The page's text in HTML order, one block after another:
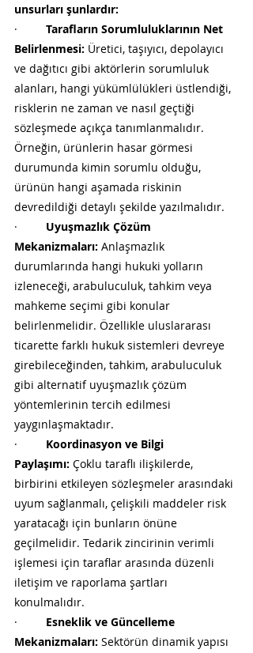
unsurları şunlardır:
· Tarafların Sorumluluklarının Net
Belirlenmesi: Üretici, taşıyıcı, depolayıcı
ve dağıtıcı gibi aktörlerin sorumluluk
alanları, hangi yükümlülükleri üstlendiği,
risklerin ne zaman ve nasıl geçtiği
sözleşmede açıkça tanımlanmalıdır.
Örneğin, ürünlerin hasar görmesi
durumunda kimin sorumlu olduğu,
ürünün hangi aşamada riskinin
devredildiği detaylı şekilde yazılmalıdır.
· Uyuşmazlık Çözüm
Mekanizmaları: Anlaşmazlık
durumlarında hangi hukuki yolların
izleneceği, arabuluculuk, tahkim veya
mahkeme seçimi gibi konular
belirlenmelidir. Özellikle uluslararası
ticarette farklı hukuk sistemleri devreye
girebileceğinden, tahkim, arabuluculuk
gibi alternatif uyuşmazlık çözüm
yöntemlerinin tercih edilmesi
yaygınlaşmaktadır.
· Koordinasyon ve Bilgi
Paylaşımı: Çoklu taraflı ilişkilerde,
birbirini etkileyen sözleşmeler arasındaki
uyum sağlanmalı, çelişkili maddeler risk
yaratacağı için bunların önüne
geçilmelidir. Tedarik zincirinin verimli
işlemesi için taraflar arasında düzenli
iletişim ve raporlama şartları
konulmalıdır.
· Esneklik ve Güncelleme
Mekanizmaları: Sektörün dinamik yapısı